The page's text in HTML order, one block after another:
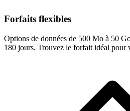
Forfaits flexibles
Options de données de 500 Mo à 50
180 jours. Trouvez le forfait idéal pour